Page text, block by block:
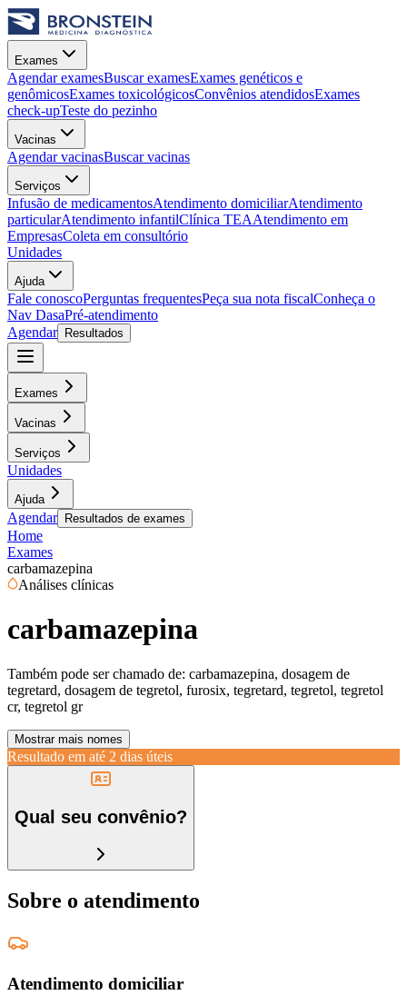
Exames
Agendar examesBuscar examesExames genéticos e
genômicosExames toxicológicosConvênios atendidosExames
check-upTeste do pezinho
Vacinas
Agendar vacinasBuscar vacinas
Serviços
Infusão de medicamentosAtendimento domiciliarAtendimento
particularAtendimento infantilClínica TEAAtendimento em
EmpresasColeta em consultório
Unidades
Ajuda
Fale conoscoPerguntas frequentesPeça sua nota fiscalConheça o
Nav DasaPré-atendimento
Agendar
Resultados
Exames
Vacinas
Serviços
Unidades
Ajuda
Agendar Resultados de exames
Home
Exames
carbamazepina
Análises clínicas
carbamazepina
Também pode ser chamado de: carbamazepina, dosagem de
tegretard, dosagem de tegretol, furosix, tegretard, tegretol, tegretol
cr, tegretol gr
Mostrar mais nomes
Resultado em até 2 dias úteis
Qual seu convênio?
Sobre o atendimento
Atendimento domiciliar